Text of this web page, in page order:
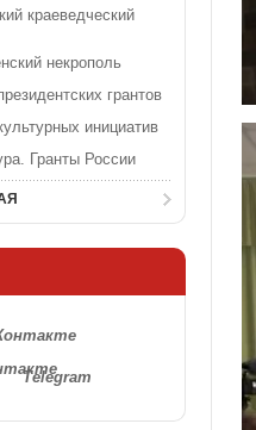
краеведческий
некрополь
грантов
инициатив
Гранты России
Telegram